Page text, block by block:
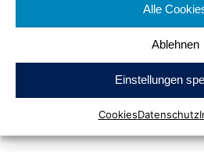
Alle
Ablehnen
Einstellungen
CookiesDatenschutz